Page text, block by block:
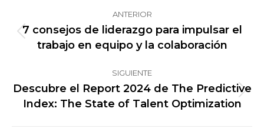
entre
publicaciones
ANTERIOR
Publicación
7 consejos de liderazgo para impulsar el
trabajo en equipo y la colaboración
SIGUIENTE
Publicación
Descubre el Report 2024 de The Predictive
Index: The State of Talent Optimization